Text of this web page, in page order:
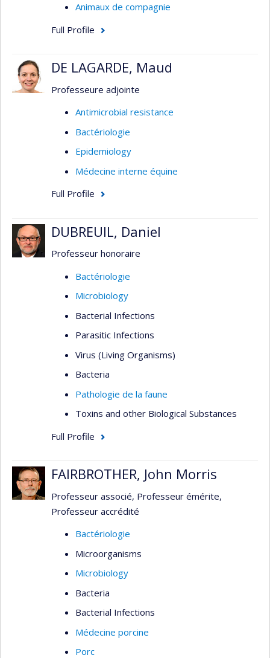
Animaux de compagnie
Full Profile
DE LAGARDE, Maud
Professeure adjointe
Antimicrobial resistance
Bactériologie
Epidemiology
Médecine interne équine
Full Profile
DUBREUIL, Daniel
Professeur honoraire
Bactériologie
Microbiology
Bacterial Infections
Parasitic Infections
Virus (Living Organisms)
Bacteria
Pathologie de la faune
Toxins and other Biological Substances
Full Profile
FAIRBROTHER, John Morris
Professeur associé, Professeur émérite,
Professeur accrédité
Bactériologie
Microorganisms
Microbiology
Bacteria
Bacterial Infections
Médecine porcine
Porc